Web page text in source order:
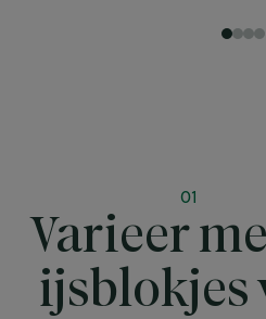
1 23
01
Varieer
ijsblokjes